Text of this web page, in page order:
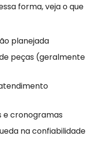
forma, veja o que
planejada
peças (geralmente
cronogramas
na confiabilidade